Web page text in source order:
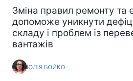
Зміна правил ремонту та
допоможе уникнути
складу і проблем із
вантажів
ЮЛІЯ БОЙКО